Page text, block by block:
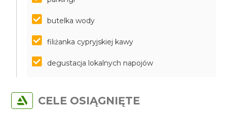
butelka wody
filiżanka cypryjskiej kawy
degustacja lokalnych napojów
CELE OSIĄGNIĘTE